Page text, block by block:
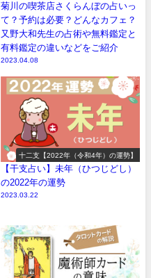
菊川の喫茶店さくらんぼの占いっ
て？予約は必要？どんなカフェ？
又野大和先生の占術や無料鑑定と
有料鑑定の違いなどをご紹介
2023.04.08
十二支【2022年（令和4年）の運勢】
【干支占い】未年（ひつじどし）
の2022年の運勢
2023.03.22